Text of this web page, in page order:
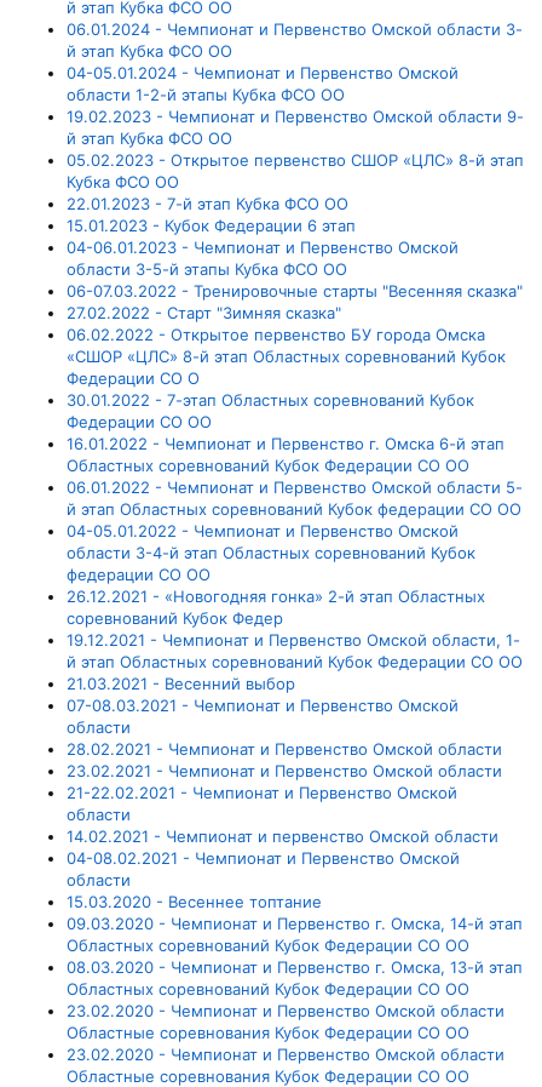
й этап Кубка ФСО ОО
06.01.2024 - Чемпионат и Первенство Омской области 3-
й этап Кубка ФСО ОО
04-05.01.2024 - Чемпионат и Первенство Омской
области 1-2-й этапы Кубка ФСО ОО
19.02.2023 - Чемпионат и Первенство Омской области 9-
й этап Кубка ФСО ОО
05.02.2023 - Открытое первенство СШОР «ЦЛС» 8-й этап
Кубка ФСО ОО
22.01.2023 - 7-й этап Кубка ФСО ОО
15.01.2023 - Кубок Федерации 6 этап
04-06.01.2023 - Чемпионат и Первенство Омской
области 3-5-й этапы Кубка ФСО ОО
06-07.03.2022 - Тренировочные старты "Весенняя сказка"
27.02.2022 - Старт "Зимняя сказка"
06.02.2022 - Открытое первенство БУ города Омска
«СШОР «ЦЛС» 8-й этап Областных соревнований Кубок
Федерации СО О
30.01.2022 - 7-этап Областных соревнований Кубок
Федерации СО ОО
16.01.2022 - Чемпионат и Первенство г. Омска 6-й этап
Областных соревнований Кубок Федерации СО ОО
06.01.2022 - Чемпионат и Первенство Омской области 5-
й этап Областных соревнований Кубок федерации СО ОО
04-05.01.2022 - Чемпионат и Первенство Омской
области 3-4-й этап Областных соревнований Кубок
федерации СО ОО
26.12.2021 - «Новогодняя гонка» 2-й этап Областных
соревнований Кубок Федер
19.12.2021 - Чемпионат и Первенство Омской области, 1-
й этап Областных соревнований Кубок Федерации СО ОО
21.03.2021 - Весенний выбор
07-08.03.2021 - Чемпионат и Первенство Омской
области
28.02.2021 - Чемпионат и Первенство Омской области
23.02.2021 - Чемпионат и Первенство Омской области
21-22.02.2021 - Чемпионат и Первенство Омской
области
14.02.2021 - Чемпионат и первенство Омской области
04-08.02.2021 - Чемпионат и Первенство Омской
области
15.03.2020 - Весеннее топтание
09.03.2020 - Чемпионат и Первенство г. Омска, 14-й этап
Областных соревнований Кубок Федерации СО ОО
08.03.2020 - Чемпионат и Первенство г. Омска, 13-й этап
Областных соревнований Кубок Федерации СО ОО
23.02.2020 - Чемпионат и Первенство Омской области
Областные соревнования Кубок Федерации СО ОО
23.02.2020 - Чемпионат и Первенство Омской области
Областные соревнования Кубок Федерации СО ОО